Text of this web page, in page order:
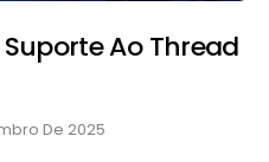
Ao Thread
De 2025